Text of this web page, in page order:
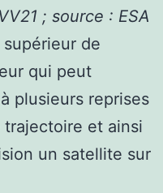
; source : ESA
supérieur de
qui peut
plusieurs reprises
trajectoire et ainsi
un satellite sur